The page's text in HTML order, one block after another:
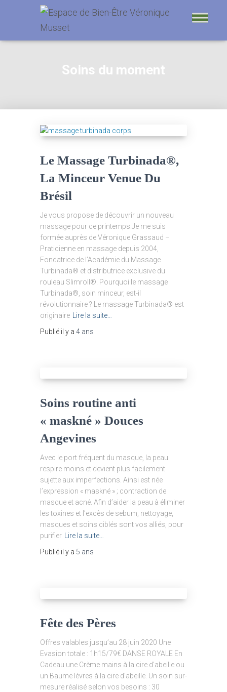
Soins du moment
Le Massage Turbinada®,
La Minceur Venue Du
Brésil
Je vous propose de découvrir un nouveau
massage pour ce printemps.Je me suis
formée auprès de Véronique Grassaud –
Praticienne en massage depuis 2004,
Fondatrice de l’Académie du Massage
Turbinada® et distributrice exclusive du
rouleau Slimroll®. Pourquoi le massage
Turbinada®, soin minceur, est-il
révolutionnaire ? Le massage Turbinada® est
originaire Lire la suite…
Publié il y a 4 ans
Soins routine anti
« maskné » Douces
Angevines
Avec le port fréquent du masque, la peau
respire moins et devient plus facilement
sujette aux imperfections. Ainsi est née
l’expression « maskné » ; contraction de
masque et acné. Afin d’aider la peau à éliminer
les toxines et l’excès de sebum, nettoyage,
masques et soins ciblés sont vos alliés, pour
purifier Lire la suite…
Publié il y a 5 ans
Fête des Pères
Offres valables jusqu’au 28 juin 2020 Une
Evasion totale : 1h15/79€ DANSE ROYALE En
Cadeau une Crème mains à la cire d’abeille ou
un Baume lèvres à la cire d’abeille. Un soin sur-
mesure réalisé selon vos besoins : 30